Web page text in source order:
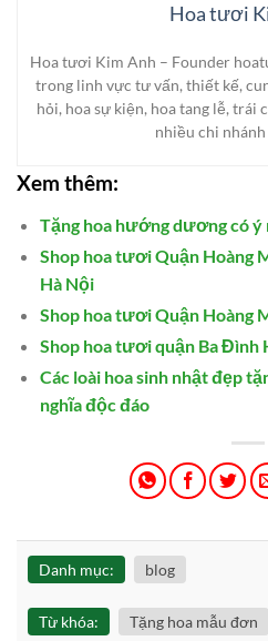
Hoa tươi
Hoa tươi Kim Anh – Founder
trong linh vực tư vấn, thiết kế,
hỏi, hoa sự kiện, hoa tang lễ, trái
nhiều chi
Xem thêm:
Tặng hoa hướng dương có ý
Shop hoa tươi Quận Hoàng
Hà Nội
Shop hoa tươi Quận Hoàng
Shop hoa tươi quận Ba Đình
Các loài hoa sinh nhật đẹp
nghĩa độc đáo
Danh mục: blog
Từ khóa: Tặng hoa mẫu đơn